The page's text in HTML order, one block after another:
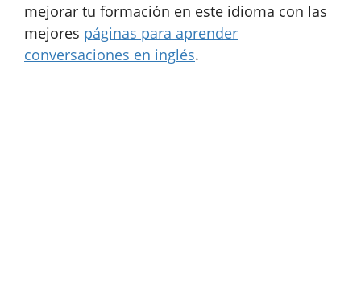
mejorar tu formación en este idioma con las
mejores páginas para aprender
conversaciones en inglés.